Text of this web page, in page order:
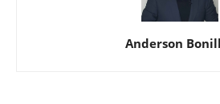
Anderson